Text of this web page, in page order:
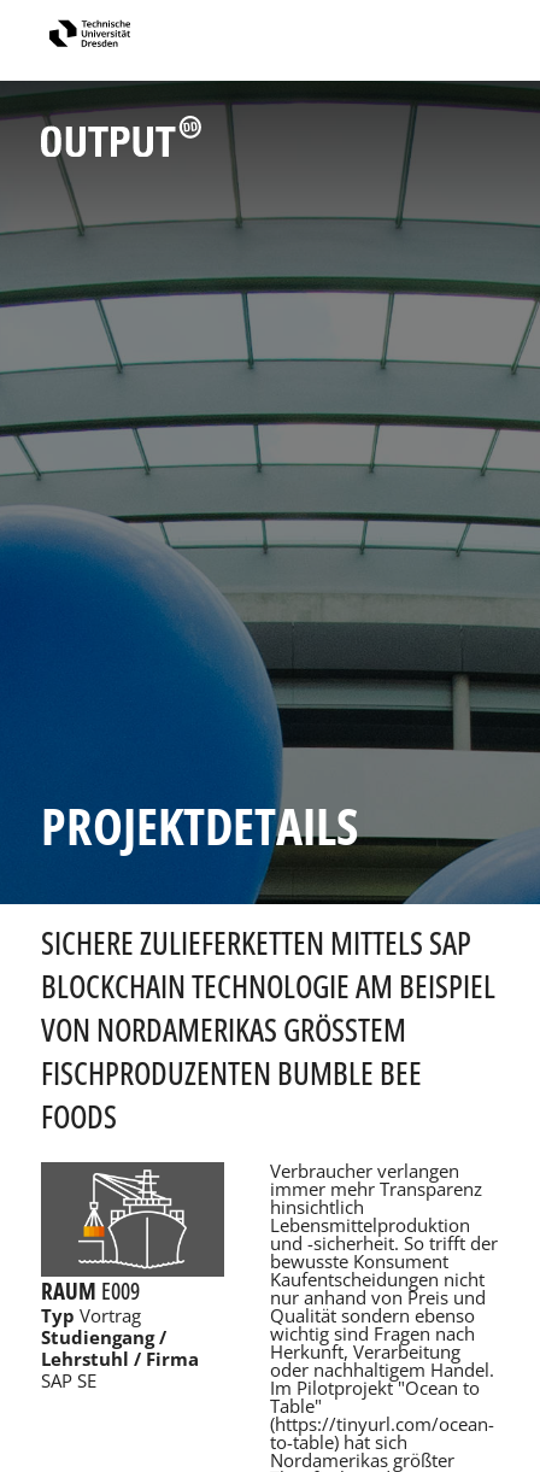
PROJEKTDETAILS
SICHERE ZULIEFERKETTEN MITTELS SAP
BLOCKCHAIN TECHNOLOGIE AM BEISPIEL
VON NORDAMERIKAS GRÖSSTEM F
ISCHPRODUZENTEN BUMBLE BEE F
OODS
RAUM E009
Typ Vortrag
Studiengang /
Lehrstuhl / Firma
SAP SE
Verbraucher verlangen
immer mehr Transparenz
hinsichtlich
Lebensmittelproduktion
und -sicherheit. So trifft der
bewusste Konsument
Kaufentscheidungen nicht
nur anhand von Preis und
Qualität sondern ebenso
wichtig sind Fragen nach
Herkunft, Verarbeitung
oder nachhaltigem Handel.
Im Pilotprojekt "Ocean to
Table"
(https://tinyurl.com/ocean-
to-table) hat sich
Nordamerikas größter